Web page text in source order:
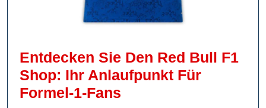
Entdecken Sie Den Red Bull F1
Shop: Ihr Anlaufpunkt Für
Formel-1-Fans